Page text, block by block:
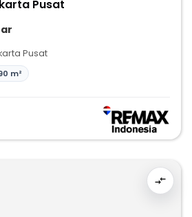
Pusat
Pusat
m²